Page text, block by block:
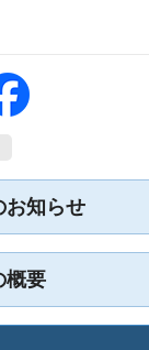
お知らせ
概要